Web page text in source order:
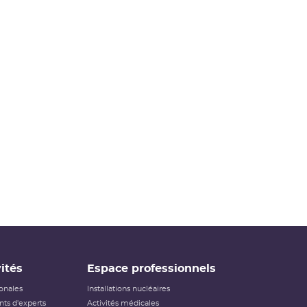
d'experts
Espace professionnels
Installations nucléaires
Activités médicales